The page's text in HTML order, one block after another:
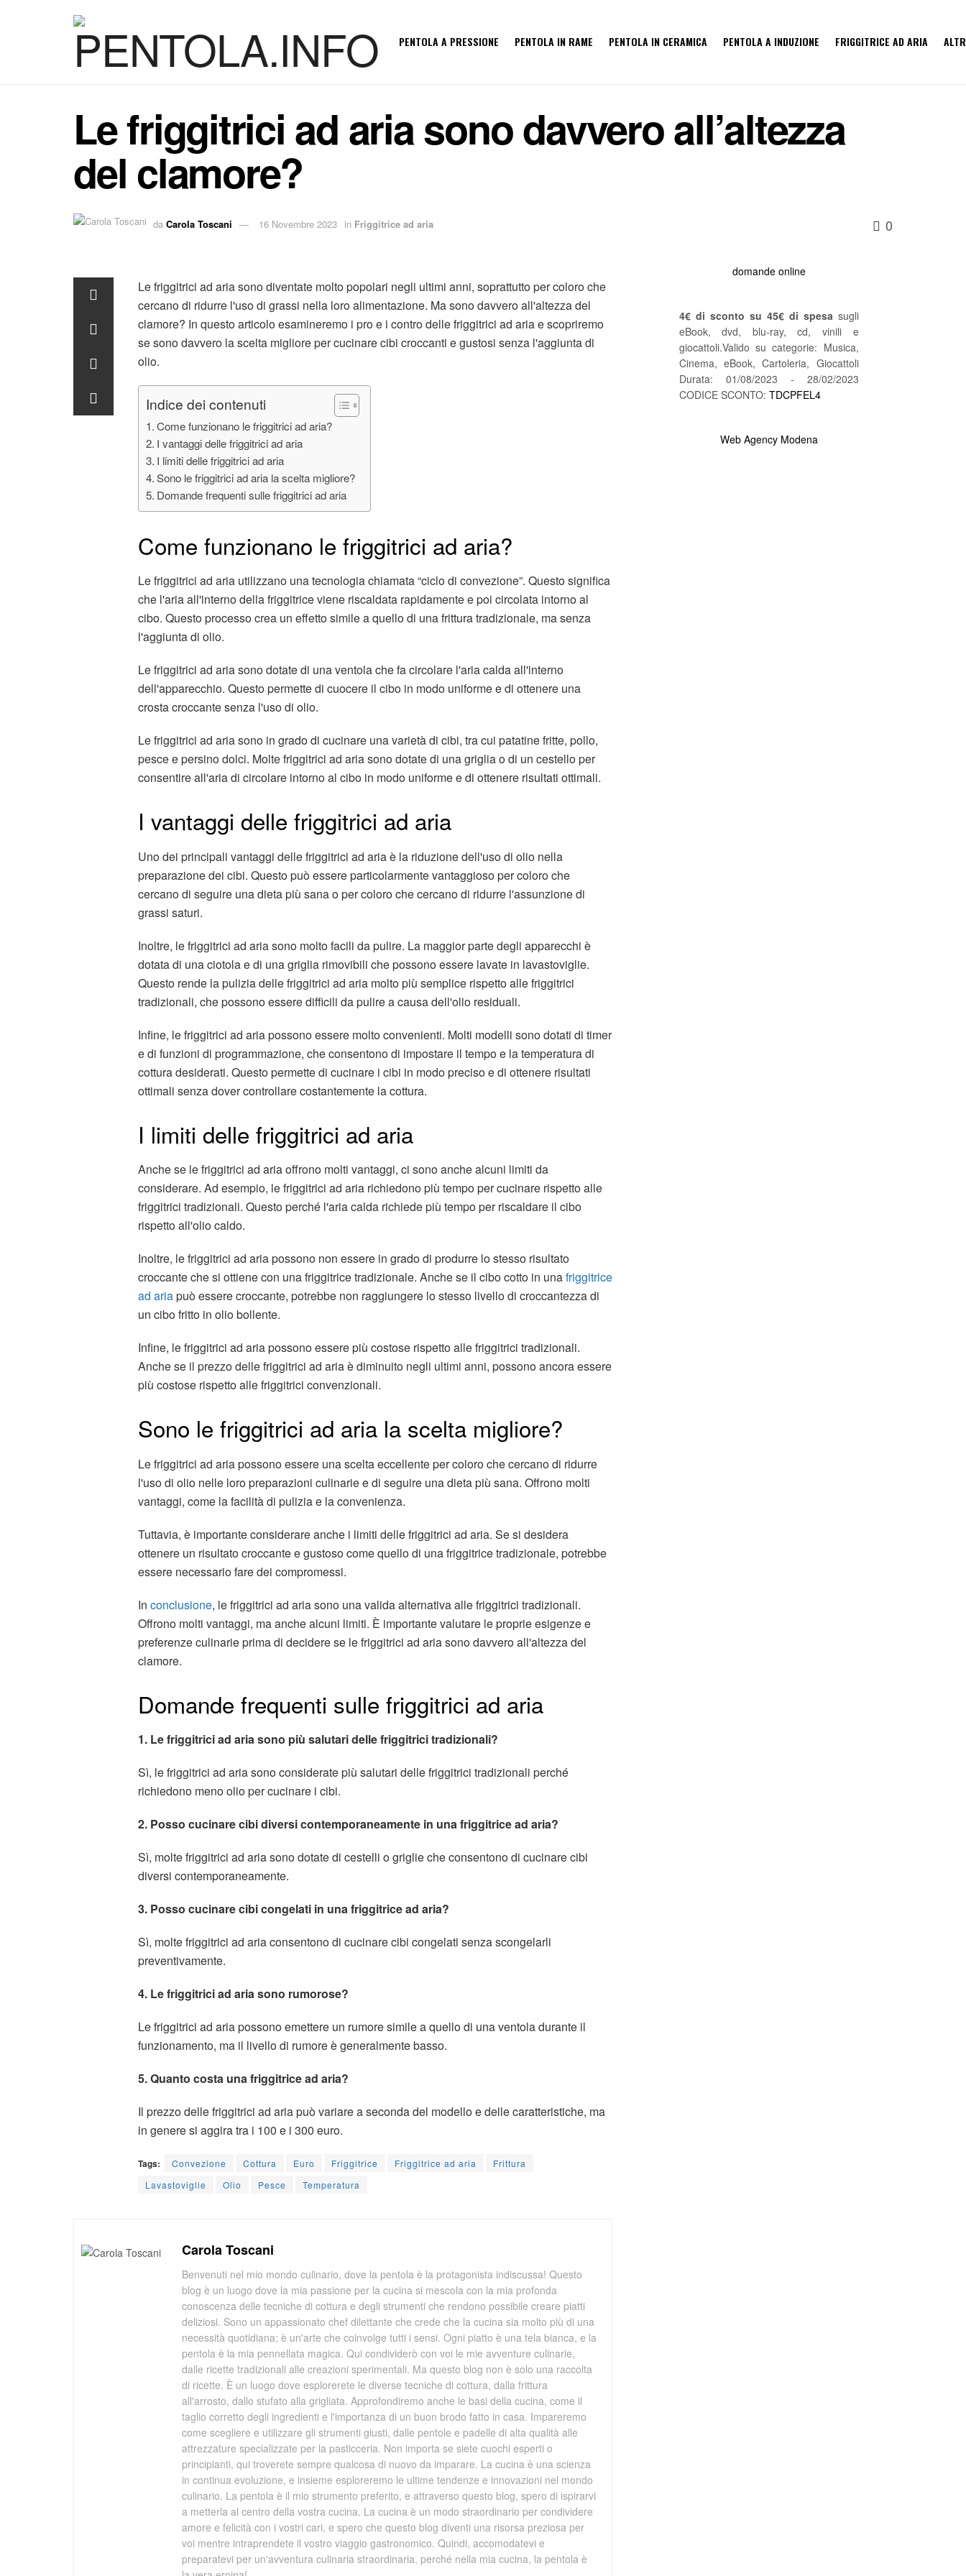
PENTOLA A PRESSIONE PENTOLA IN RAME PENTOLA IN CERAMICA PENTOLA A INDUZIONE FRIGGITRICE AD ARIA
Le friggitrici ad aria sono davvero all’altezza
del clamore?
da Carola Toscani 16 Novembre 2023 in Friggitrice ad aria 0
Le friggitrici ad aria sono diventate molto popolari negli ultimi anni, soprattutto per coloro che
cercano di ridurre l'uso di grassi nella loro alimentazione. Ma sono davvero all'altezza del
clamore? In questo articolo esamineremo i pro e i contro delle friggitrici ad aria e scopriremo
se sono davvero la scelta migliore per cucinare cibi croccanti e gustosi senza l'aggiunta di
olio.
Indice dei contenuti
Come funzionano le friggitrici ad aria?
I vantaggi delle friggitrici ad aria
I limiti delle friggitrici ad aria
Sono le friggitrici ad aria la scelta migliore?
Domande frequenti sulle friggitrici ad aria
Come funzionano le friggitrici ad aria?
Le friggitrici ad aria utilizzano una tecnologia chiamata “ciclo di convezione”. Questo significa
che l'aria all'interno della friggitrice viene riscaldata rapidamente e poi circolata intorno al
cibo. Questo processo crea un effetto simile a quello di una frittura tradizionale, ma senza
l'aggiunta di olio.
Le friggitrici ad aria sono dotate di una ventola che fa circolare l'aria calda all'interno
dell'apparecchio. Questo permette di cuocere il cibo in modo uniforme e di ottenere una
crosta croccante senza l'uso di olio.
Le friggitrici ad aria sono in grado di cucinare una varietà di cibi, tra cui patatine fritte, pollo,
pesce e persino dolci. Molte friggitrici ad aria sono dotate di una griglia o di un cestello per
consentire all'aria di circolare intorno al cibo in modo uniforme e di ottenere risultati ottimali.
I vantaggi delle friggitrici ad aria
Uno dei principali vantaggi delle friggitrici ad aria è la riduzione dell'uso di olio nella
preparazione dei cibi. Questo può essere particolarmente vantaggioso per coloro che
cercano di seguire una dieta più sana o per coloro che cercano di ridurre l'assunzione di
grassi saturi.
Inoltre, le friggitrici ad aria sono molto facili da pulire. La maggior parte degli apparecchi è
dotata di una ciotola e di una griglia rimovibili che possono essere lavate in lavastoviglie.
Questo rende la pulizia delle friggitrici ad aria molto più semplice rispetto alle friggitrici
tradizionali, che possono essere difficili da pulire a causa dell'olio residuali.
Infine, le friggitrici ad aria possono essere molto convenienti. Molti modelli sono dotati di timer
e di funzioni di programmazione, che consentono di impostare il tempo e la temperatura di
cottura desiderati. Questo permette di cucinare i cibi in modo preciso e di ottenere risultati
ottimali senza dover controllare costantemente la cottura.
I limiti delle friggitrici ad aria
Anche se le friggitrici ad aria offrono molti vantaggi, ci sono anche alcuni limiti da
considerare. Ad esempio, le friggitrici ad aria richiedono più tempo per cucinare rispetto alle
friggitrici tradizionali. Questo perché l'aria calda richiede più tempo per riscaldare il cibo
rispetto all'olio caldo.
Inoltre, le friggitrici ad aria possono non essere in grado di produrre lo stesso risultato
croccante che si ottiene con una friggitrice tradizionale. Anche se il cibo cotto in unafriggitrice
ad ariapuò essere croccante, potrebbe non raggiungere lo stesso livello di croccantezza di
un cibo fritto in olio bollente.
Infine, le friggitrici ad aria possono essere più costose rispetto alle friggitrici tradizionali.
Anche se il prezzo delle friggitrici ad aria è diminuito negli ultimi anni, possono ancora essere
più costose rispetto alle friggitrici convenzionali.
Sono le friggitrici ad aria la scelta migliore?
Le friggitrici ad aria possono essere una scelta eccellente per coloro che cercano di ridurre
l'uso di olio nelle loro preparazioni culinarie e di seguire una dieta più sana. Offrono molti
vantaggi, come la facilità di pulizia e la convenienza.
Tuttavia, è importante considerare anche i limiti delle friggitrici ad aria. Se si desidera
ottenere un risultato croccante e gustoso come quello di una friggitrice tradizionale, potrebbe
essere necessario fare dei compromessi.
In conclusione, le friggitrici ad aria sono una valida alternativa alle friggitrici tradizionali.
Offrono molti vantaggi, ma anche alcuni limiti. È importante valutare le proprie esigenze e
preferenze culinarie prima di decidere se le friggitrici ad aria sono davvero all'altezza del
clamore.
Domande frequenti sulle friggitrici ad aria
1. Le friggitrici ad aria sono più salutari delle friggitrici tradizionali?
Sì, le friggitrici ad aria sono considerate più salutari delle friggitrici tradizionali perché
richiedono meno olio per cucinare i cibi.
2. Posso cucinare cibi diversi contemporaneamente in una friggitrice ad aria?
Sì, molte friggitrici ad aria sono dotate di cestelli o griglie che consentono di cucinare cibi
diversi contemporaneamente.
3. Posso cucinare cibi congelati in una friggitrice ad aria?
Sì, molte friggitrici ad aria consentono di cucinare cibi congelati senza scongelarli
preventivamente.
4. Le friggitrici ad aria sono rumorose?
Le friggitrici ad aria possono emettere un rumore simile a quello di una ventola durante il
funzionamento, ma il livello di rumore è generalmente basso.
5. Quanto costa una friggitrice ad aria?
Il prezzo delle friggitrici ad aria può variare a seconda del modello e delle caratteristiche, ma
in genere si aggira tra i 100 e i 300 euro.
Tags: Convezione Cottura Euro Friggitrice Friggitrice ad aria
Frittura
Lavastoviglie
Olio Pesce Temperatura
Carola Toscani
Benvenuti nel mio mondo culinario, dove la pentola è la protagonista indiscussa! Questo
blog è un luogo dove la mia passione per la cucina si mescola con la mia profonda
conoscenza delle tecniche di cottura e degli strumenti che rendono possibile creare piatti
deliziosi. Sono un appassionato chef dilettante che crede che la cucina sia molto più di una
necessità quotidiana; è un'arte che coinvolge tutti i sensi. Ogni piatto è una tela bianca, e la
pentola è la mia pennellata magica. Qui condividerò con voi le mie avventure culinarie,
dalle ricette tradizionali alle creazioni sperimentali. Ma questo blog non è solo una raccolta
di ricette. È un luogo dove esplorerete le diverse tecniche di cottura, dalla frittura
all'arrosto, dallo stufato alla grigliata. Approfondiremo anche le basi della cucina, come il
taglio corretto degli ingredienti e l'importanza di un buon brodo fatto in casa. Impareremo
come scegliere e utilizzare gli strumenti giusti, dalle pentole e padelle di alta qualità alle
attrezzature specializzate per la pasticceria. Non importa se siete cuochi esperti o
principianti, qui troverete sempre qualcosa di nuovo da imparare. La cucina è una scienza
in continua evoluzione, e insieme esploreremo le ultime tendenze e innovazioni nel mondo
culinario. La pentola è il mio strumento preferito, e attraverso questo blog, spero di ispirarvi
a metterla al centro della vostra cucina. La cucina è un modo straordinario per condividere
amore e felicità con i vostri cari, e spero che questo blog diventi una risorsa preziosa per
voi mentre intraprendete il vostro viaggio gastronomico. Quindi, accomodatevi e
preparatevi per un'avventura culinaria straordinaria, perché nella mia cucina, la pentola è
domande online
4€ di sconto su 45€ di spesa sugli
eBook, dvd, blu-ray, cd, vinili e
giocattoli.Valido su categorie: Musica,
Cinema, eBook, Cartoleria, Giocattoli
Durata: 01/08/2023 - 28/02/2023
CODICE SCONTO: TDCPFEL4
Web Agency Modena